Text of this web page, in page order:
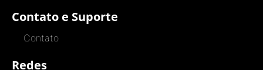
Contato e Suporte
Contato
Redes